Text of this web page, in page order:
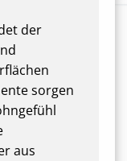
der
sorgen
aus